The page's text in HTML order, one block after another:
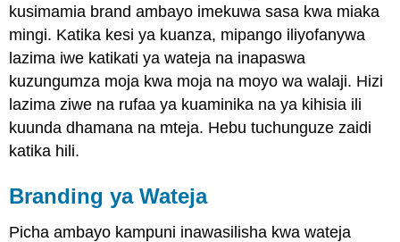
kusimamia brand ambayo imekuwa sasa kwa miaka
mingi. Katika kesi ya kuanza, mipango iliyofanywa
lazima iwe katikati ya wateja na inapaswa
kuzungumza moja kwa moja na moyo wa walaji. Hizi
lazima ziwe na rufaa ya kuaminika na ya kihisia ili
kuunda dhamana na mteja. Hebu tuchunguze zaidi
katika hili.
Branding ya Wateja
Picha ambayo kampuni inawasilisha kwa wateja